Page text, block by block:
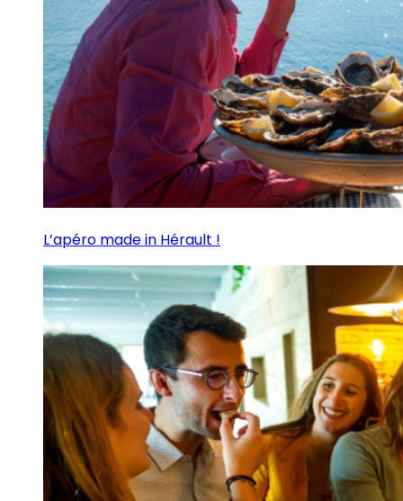
L’apéro made in Hérault !